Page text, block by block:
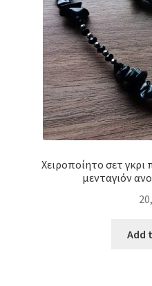
Χειροποίητο σετ γκρι
μενταγιόν
Add